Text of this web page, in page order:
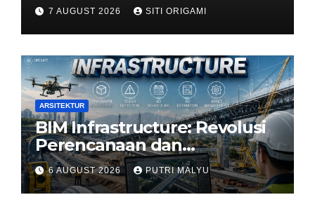
7 AUGUST 2026 SITI ORIGAMI
ARSITEKTUR
BIM Infrastructure: Revolusi
Perencanaan dan
Pengelolaan Infrastruktur
6 AUGUST 2026 PUTRI MALYU